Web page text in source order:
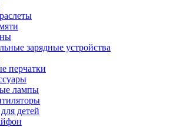
зарядные устройства
перчатки
лампы
детей